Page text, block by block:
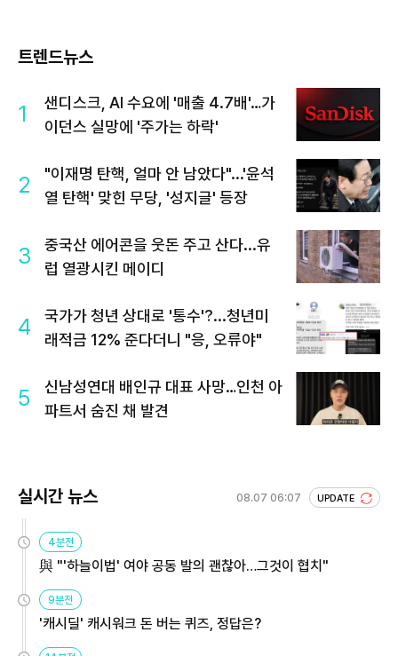
트렌드뉴스
1
샌디스크, AI 수요에 '매출 4.7배'…가
이던스 실망에 '주가는 하락'
2
"이재명 탄핵, 얼마 안 남았다"...'윤석
열 탄핵' 맞힌 무당, '성지글' 등장
3
중국산 에어콘을 웃돈 주고 산다...유
럽 열광시킨 메이디
4
국가가 청년 상대로 '통수'?...청년미
래적금 12% 준다더니 "응, 오류야"
5
신남성연대 배인규 대표 사망…인천 아
파트서 숨진 채 발견
실시간 뉴스 08.07 06:07 UPDATE
4분전
與 "'하늘이법' 여야 공동 발의 괜찮아…그것이 협치"
9분전
'캐시딜' 캐시워크 돈 버는 퀴즈, 정답은?